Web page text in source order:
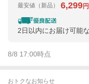
最安値 （新品） 6,299円
2日以内にお届け可能
8/8 17:00時点
おトクなお知らせ